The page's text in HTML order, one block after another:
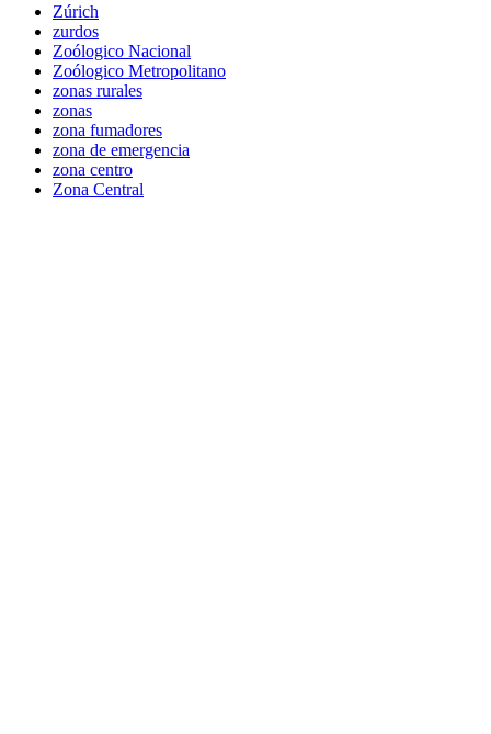
Zúrich
zurdos
Zoólogico Nacional
Zoólogico Metropolitano
zonas rurales
zonas
zona fumadores
zona de emergencia
zona centro
Zona Central